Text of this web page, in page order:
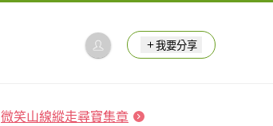
我要分享
微笑山線縱走尋寶集章